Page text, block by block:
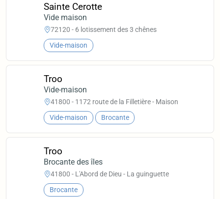
Sainte Cerotte
Vide maison
72120 - 6 lotissement des 3 chênes
Vide-maison
Troo
Vide-maison
41800 - 1172 route de la Filletière - Maison
Vide-maison Brocante
Troo
Brocante des îles
41800 - L'Abord de Dieu - La guinguette
Brocante